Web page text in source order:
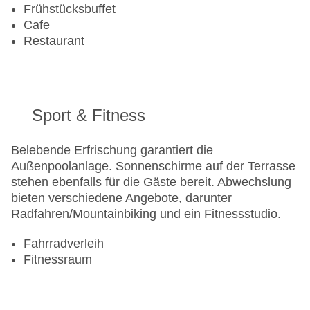
Frühstücksbuffet
Cafe
Restaurant
Sport & Fitness
Belebende Erfrischung garantiert die
Außenpoolanlage. Sonnenschirme auf der Terrasse
stehen ebenfalls für die Gäste bereit. Abwechslung
bieten verschiedene Angebote, darunter
Radfahren/Mountainbiking und ein Fitnessstudio.
Fahrradverleih
Fitnessraum